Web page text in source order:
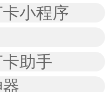
小程序
助手